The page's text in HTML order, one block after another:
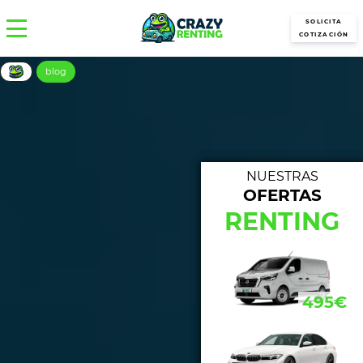
SOLICITA
COTIZACIÓN
blog
433€
NUESTRAS
OFERTAS
RENTING
495€